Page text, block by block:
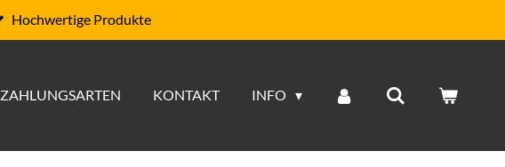
Hochwertige Produkte
ZAHLUNGSARTEN KONTAKT INFO